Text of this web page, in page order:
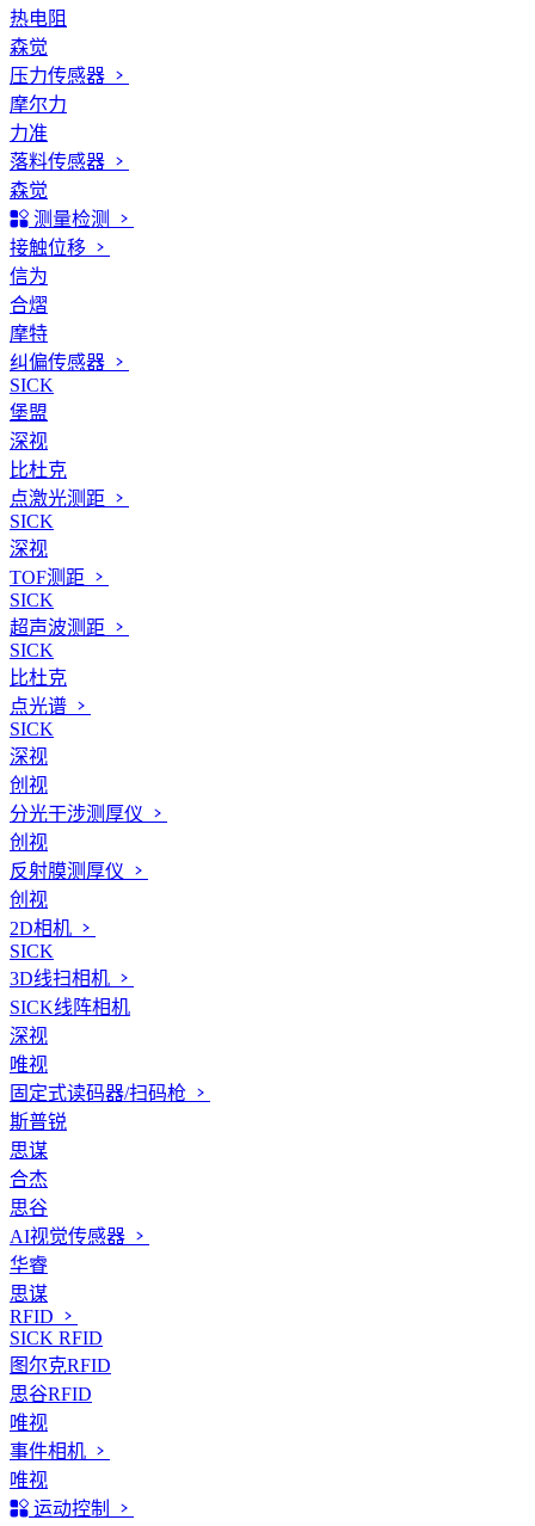
热电阻
森觉
压力传感器
摩尔力
力准
落料传感器
森觉
测量检测
接触位移
信为
合熠
摩特
纠偏传感器
SICK
堡盟
深视
比杜克
点激光测距
SICK
深视
TOF测距
SICK
超声波测距
SICK
比杜克
点光谱
SICK
深视
创视
分光干涉测厚仪
创视
反射膜测厚仪
创视
2D相机
SICK
3D线扫相机
SICK线阵相机
深视
唯视
固定式读码器/扫码枪
斯普锐
思谋
合杰
思谷
AI视觉传感器
华睿
思谋
RFID
SICK RFID
图尔克RFID
思谷RFID
唯视
事件相机
唯视
运动控制